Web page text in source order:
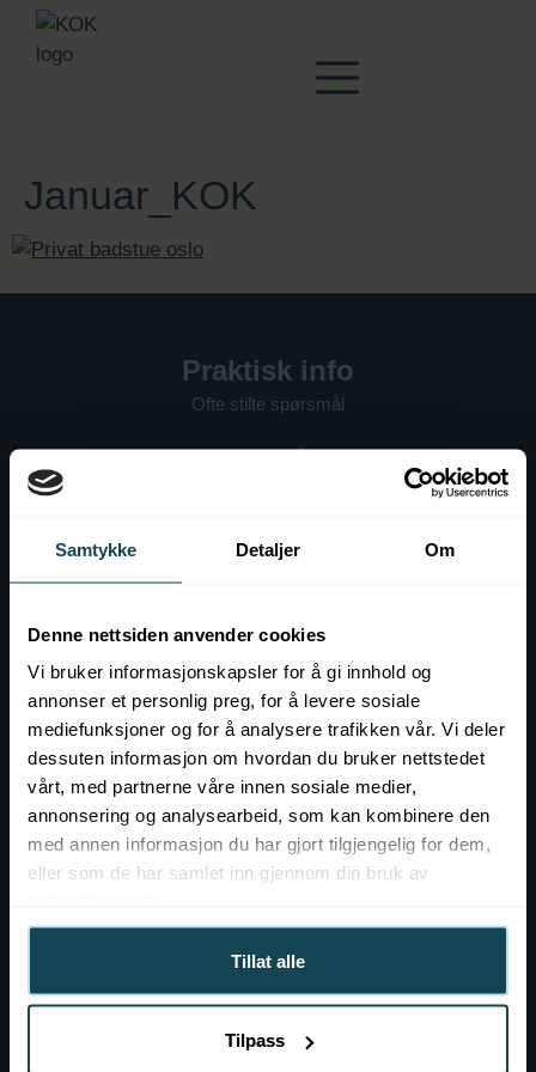
Samtykke Detaljer Om
Denne nettsiden anvender cookies
Vi bruker informasjonskapsler for å gi innhold og
annonser et personlig preg, for å levere sosiale
mediefunksjoner og for å analysere trafikken vår. Vi deler
dessuten informasjon om hvordan du bruker nettstedet
vårt, med partnerne våre innen sosiale medier,
annonsering og analysearbeid, som kan kombinere den
med annen informasjon du har gjort tilgjengelig for dem,
eller som de har samlet inn gjennom din bruk av
Tillat alle
Tilpass
Januar_KOK
Praktisk info
Ofte stilte spørsmål
Før besøket på KOK
Kontakt
Ledig stilling
Om KOK Norge